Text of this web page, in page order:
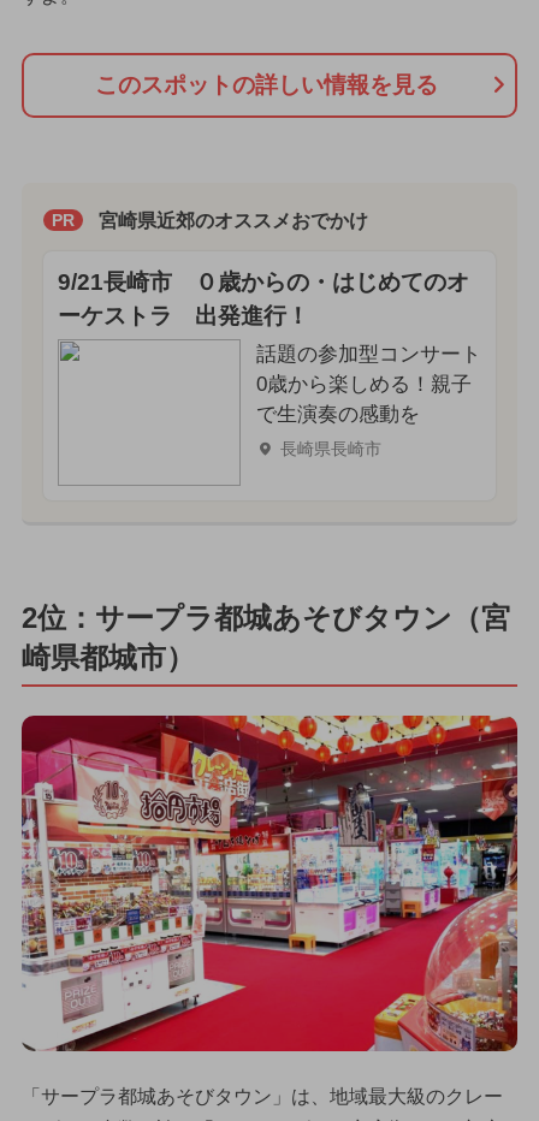
このスポットの詳しい情報を見る
PR 宮崎県近郊のオススメおでかけ
9/21長崎市 ０歳からの・はじめてのオ
ーケストラ 出発進行！
話題の参加型コンサート
0歳から楽しめる！親子
で生演奏の感動を
長崎県長崎市
2位：サープラ都城あそびタウン（宮
崎県都城市）
「サープラ都城あそびタウン」は、地域最大級のクレー